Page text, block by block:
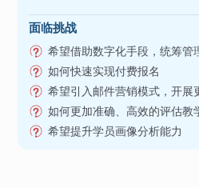
面临挑战
希望借助数字化手段，统筹管
如何快速实现付费报名
希望引入邮件营销模式，开展
如何更加准确、高效的评估教
希望提升学员画像分析能力